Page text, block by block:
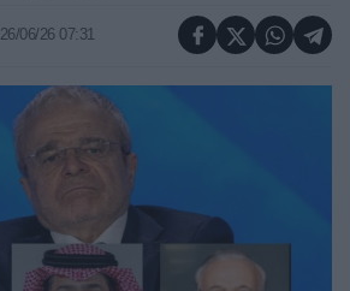
26/06/26 07:31